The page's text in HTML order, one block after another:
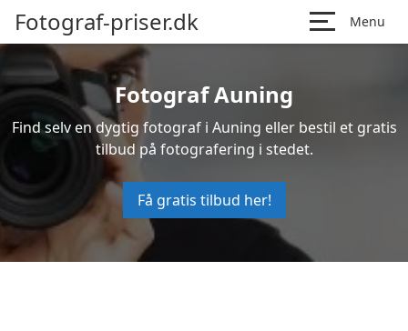
Fotograf-priser.dk Menu
Fotograf Auning
Find selv en dygtig fotograf i Auning eller bestil et gratis
tilbud på fotografering i stedet.
Få gratis tilbud her!